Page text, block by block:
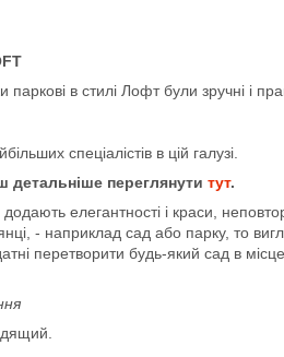
в стилі Лофт були зручні і
спеціалістів в цій галузі.
переглянути тут.
елегантності і краси,
- наприклад сад або парку, то
перетворити будь-який сад в